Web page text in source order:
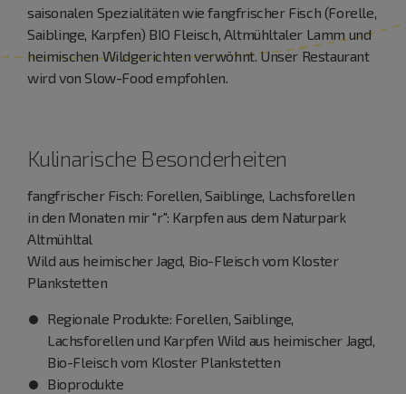
saisonalen Spezialitäten wie fangfrischer Fisch (Forelle,
Saiblinge, Karpfen) BIO Fleisch, Altmühltaler Lamm und
heimischen Wildgerichten verwöhnt. Unser Restaurant
wird von Slow-Food empfohlen.
Kulinarische Besonderheiten
fangfrischer Fisch: Forellen, Saiblinge, Lachsforellen
in den Monaten mir "r": Karpfen aus dem Naturpark
Altmühltal
Wild aus heimischer Jagd, Bio-Fleisch vom Kloster
Plankstetten
Regionale Produkte: Forellen, Saiblinge,
Lachsforellen und Karpfen Wild aus heimischer Jagd,
Bio-Fleisch vom Kloster Plankstetten
Bioprodukte